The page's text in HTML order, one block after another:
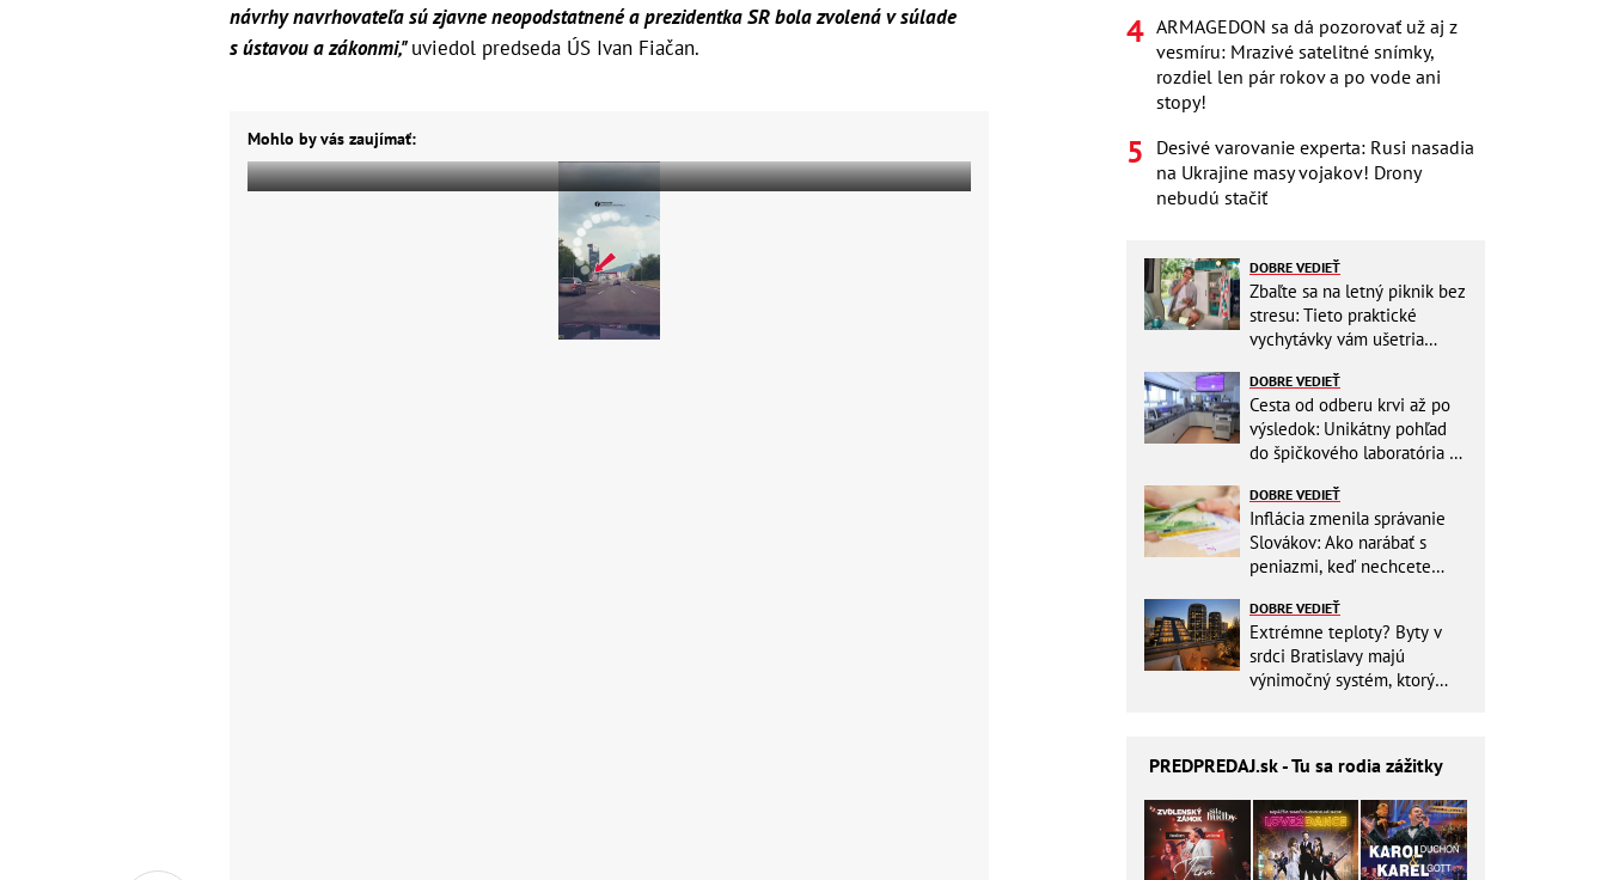
návrhy navrhovateľa sú zjavne neopodstatnené a prezidentka SR bola zvolená v súlade
s ústavou a zákonmi,"uviedol predseda ÚS Ivan Fiačan.
Mohlo by vás zaujímať:
ARMAGEDON sa dá pozorovať už aj z
vesmíru: Mrazivé satelitné snímky,
rozdiel len pár rokov a po vode ani
stopy!
Desivé varovanie experta: Rusi nasadia
na Ukrajine masy vojakov! Drony
nebudú stačiť
DOBRE VEDIEŤ
Zbaľte sa na letný piknik bez
stresu: Tieto praktické
vychytávky vám ušetria
DOBRE VEDIEŤ
Cesta od odberu krvi až po
výsledok: Unikátny pohľad
do špičkového laboratória na
DOBRE VEDIEŤ
Inflácia zmenila správanie
Slovákov: Ako narábať s
peniazmi, keď nechcete
DOBRE VEDIEŤ
Extrémne teploty? Byty v
srdci Bratislavy majú
výnimočný systém, ktorý
PREDPREDAJ.sk - Tu sa rodia zážitky